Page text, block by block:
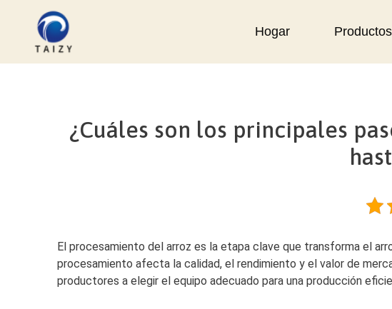
contenido
Hogar Productos
¿Cuáles son los principales
El procesamiento del arroz es la etapa clave que transforma el
procesamiento afecta la calidad, el rendimiento y el valor de
productores a elegir el equipo adecuado para una producción